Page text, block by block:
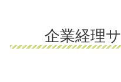
企業経理